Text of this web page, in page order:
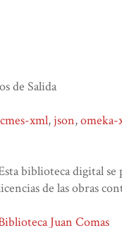
de Salida
xml, json,omeka-
biblioteca digital
de las obras
Juan Comas